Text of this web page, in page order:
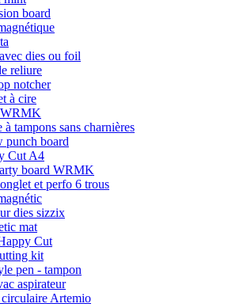
board
dies ou foil
reliure
notcher
à cire
WRMK
à tampons sans charnières
punch board
Cut A4
board WRMK
et perfo 6 trous
dies sizzix
mat
Cut
kit
pen - tampon
aspirateur
circulaire Artemio